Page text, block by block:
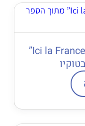
שה אוליבייה “כאן צרפת – Ici la France”